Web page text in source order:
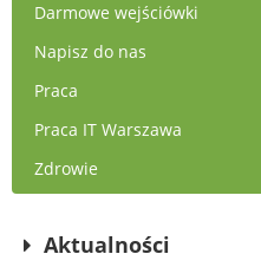
Darmowe wejściówki
Napisz do nas
Praca
Praca IT Warszawa
Zdrowie
Aktualności